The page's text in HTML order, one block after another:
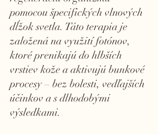
pomocou špecifických vlnových
dĺžok svetla. Táto terapia je
založená na využití fotónov,
ktoré prenikajú do hlbších
vrstiev kože a aktivujú bunkové
procesy – bez bolesti, vedľajších
účinkov a s dlhodobými
výsledkami.